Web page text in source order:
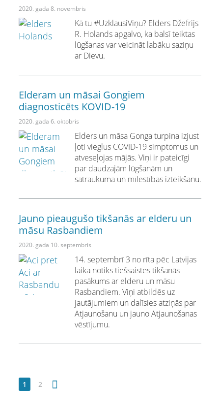
2020. gada 8. novembris
Kā tu #UzklausiViņu? Elders Džefrijs
R. Holands apgalvo, ka balsī teiktas
lūgšanas var veicināt labāku saziņu
ar Dievu.
Elderam un māsai Gongiem
diagnosticēts KOVID-19
2020. gada 6. oktobris
Elders un māsa Gonga turpina izjust
ļoti vieglus COVID-19 simptomus un
atveseļojas mājās. Viņi ir pateicīgi
par daudzajām lūgšanām un
satraukuma un mīlestības izteikšanu.
Jauno pieaugušo tikšanās ar elderu un
māsu Rasbandiem
2020. gada 10. septembris
14. septembrī 3 no rīta pēc Latvijas
laika notiks tiešsaistes tikšanās
pasākums ar elderu un māsu
Rasbandiem. Viņi atbildēs uz
jautājumiem un dalīsies atziņās par
Atjaunošanu un jauno Atjaunošanas
vēstījumu.
1 2